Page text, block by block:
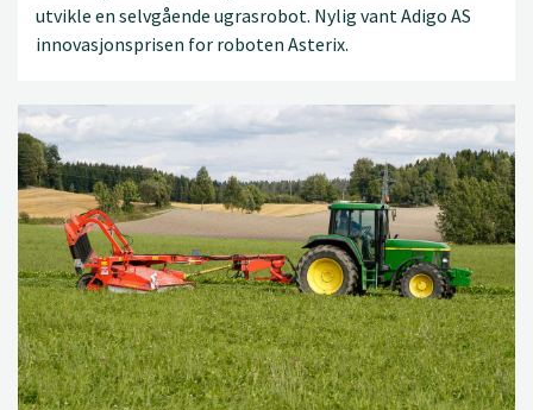
utvikle en selvgående ugrasrobot. Nylig vant Adigo AS
innovasjonsprisen for roboten Asterix.